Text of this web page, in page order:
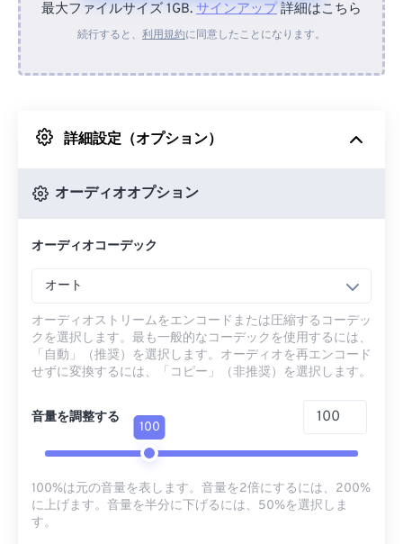
デバイスから
Googleドライブから
最大ファイルサイズ 1GB. サインアップ詳細はこちら
続行すると、 利用規約に同意したことになります。
詳細設定（オプション）
オーディオオプション
オーディオコーデック
オート
オーディオストリームをエンコードまたは圧縮するコーデッ
クを選択します。最も一般的なコーデックを使用するには、
「自動」（推奨）を選択します。オーディオを再エンコード
せずに変換するには、「コピー」（非推奨）を選択します。
音量を調整する
100
100%は元の音量を表します。音量を2倍にするには、200%
に上げます。音量を半分に下げるには、50%を選択しま
す。